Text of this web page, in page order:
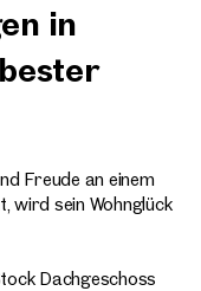
in
Freude an einem
wird sein Wohnglück
Dachgeschoss
Rückruf-Service
Ich möchte regelmäßig
GmbH die angegebenen